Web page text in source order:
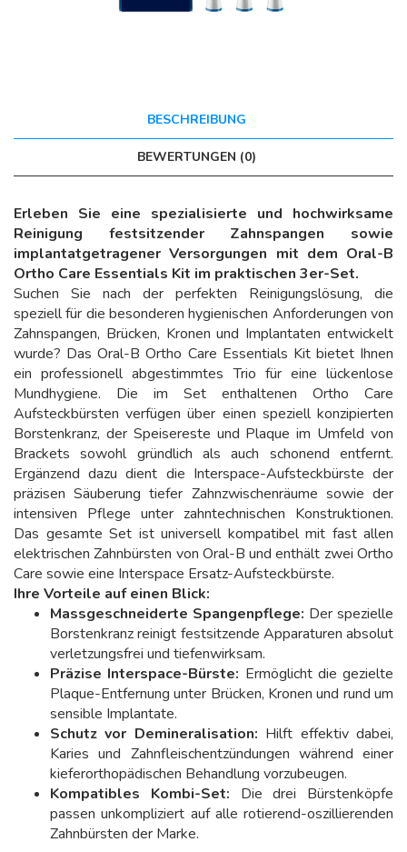
BESCHREIBUNG
BEWERTUNGEN (0)
Erleben Sie eine spezialisierte und hochwirksame
Reinigung festsitzender Zahnspangen sowie
implantatgetragener Versorgungen mit dem Oral-B
Ortho Care Essentials Kit im praktischen 3er-Set.
Suchen Sie nach der perfekten Reinigungslösung, die
speziell für die besonderen hygienischen Anforderungen von
Zahnspangen, Brücken, Kronen und Implantaten entwickelt
wurde? Das Oral-B Ortho Care Essentials Kit bietet Ihnen
ein professionell abgestimmtes Trio für eine lückenlose
Mundhygiene. Die im Set enthaltenen Ortho Care
Aufsteckbürsten verfügen über einen speziell konzipierten
Borstenkranz, der Speisereste und Plaque im Umfeld von
Brackets sowohl gründlich als auch schonend entfernt.
Ergänzend dazu dient die Interspace-Aufsteckbürste der
präzisen Säuberung tiefer Zahnzwischenräume sowie der
intensiven Pflege unter zahntechnischen Konstruktionen.
Das gesamte Set ist universell kompatibel mit fast allen
elektrischen Zahnbürsten von Oral-B und enthält zwei Ortho
Care sowie eine Interspace Ersatz-Aufsteckbürste.
Ihre Vorteile auf einen Blick:
Massgeschneiderte Spangenpflege: Der spezielle
Borstenkranz reinigt festsitzende Apparaturen absolut
verletzungsfrei und tiefenwirksam.
Präzise Interspace-Bürste: Ermöglicht die gezielte
Plaque-Entfernung unter Brücken, Kronen und rund um
sensible Implantate.
Schutz vor Demineralisation: Hilft effektiv dabei,
Karies und Zahnfleischentzündungen während einer
kieferorthopädischen Behandlung vorzubeugen.
Kompatibles Kombi-Set: Die drei Bürstenköpfe
passen unkompliziert auf alle rotierend-oszillierenden
Zahnbürsten der Marke.